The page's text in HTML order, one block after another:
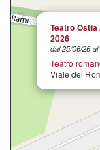
Teatro
2026
dal 25/06/26
Teatro
Viale dei